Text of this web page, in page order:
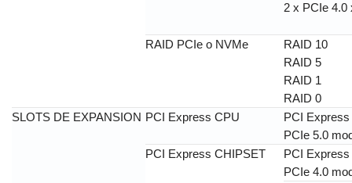
2 x PCIe 4.0
RAID PCIe o NVMe
RAID 10
RAID 5
RAID 1
RAID 0
SLOTS DE EXPANSION PCI Express CPU
PCI
PCIe 5.0
PCI Express CHIPSET
PCI
PCIe 4.0